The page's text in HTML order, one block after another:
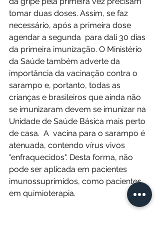
tomar duas doses. Assim, se faz
necessário, após a primeira dose
agendar a segunda  para dali 30 dias
da primeira imunização. O Ministério
da Saúde também adverte da
importância da vacinação contra o
sarampo e, portanto, todas as
crianças e brasileiros que ainda não
se imunizaram devem se imunizar na
Unidade de Saúde Básica mais perto
de casa.  A  vacina para o sarampo é
atenuada, contendo vírus vivos
"enfraquecidos". Desta forma, não
pode ser aplicada em pacientes
imunossuprimidos, como pacientes
em quimioterapia.